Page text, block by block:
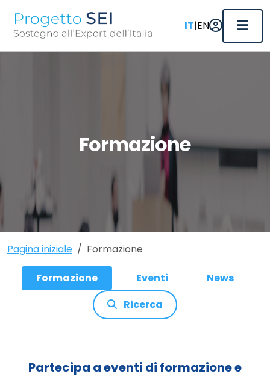
IT|EN
Formazione
Pagina iniziale Formazione
Formazione Eventi
News
Ricerca
Partecipa a eventi di formazione e